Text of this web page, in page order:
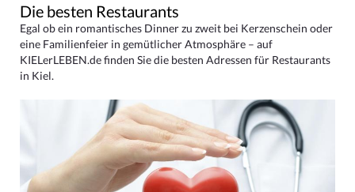
Die besten Restaurants
Egal ob ein romantisches Dinner zu zweit bei Kerzenschein oder
eine Familienfeier in gemütlicher Atmosphäre – auf
KIELerLEBEN.de finden Sie die besten Adressen für Restaurants
in Kiel.